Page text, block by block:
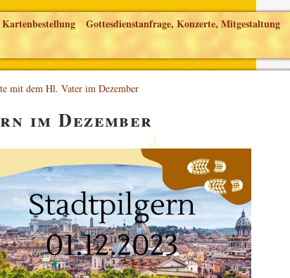
Kartenbestellung Gottesdienstanfrage, Konzerte, Mitgestaltung
mit dem Hl. Vater im Dezember
im Dezember